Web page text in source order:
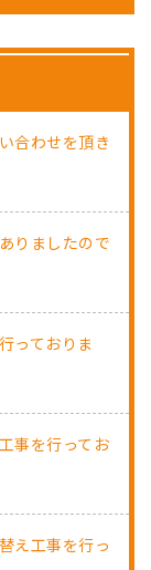
合わせを頂き
りましたので
っておりま
事を行ってお
え工事を行っ